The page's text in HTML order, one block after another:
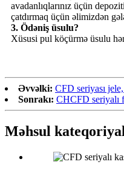
avadanlıqlarınız üçün
çatdırmaq üçün əlimizdən
3. Ödəniş üsulu?
Xüsusi pul köçürmə üsulu
Əvvəlki: CFD seriyası
Sonrakı: CHCFD seriyalı
Məhsul